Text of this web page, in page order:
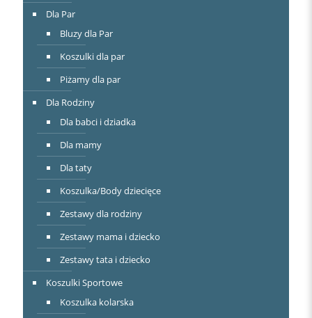
Dla Par
Bluzy dla Par
Koszulki dla par
Piżamy dla par
Dla Rodziny
Dla babci i dziadka
Dla mamy
Dla taty
Koszulka/Body dziecięce
Zestawy dla rodziny
Zestawy mama i dziecko
Zestawy tata i dziecko
Koszulki Sportowe
Koszulka kolarska